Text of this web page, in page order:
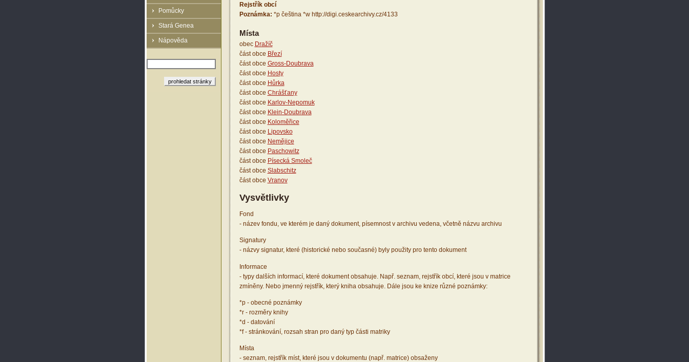
Pomůcky
Stará Genea
Nápověda
Rejstřík obcí
Poznámka: *p čeština *w http://digi.ceskearchivy.cz/4133
Místa
obec Dražíč
část obce Březí
část obce Gross-Doubrava
část obce Hosty
část obce Hůrka
část obce Chrášťany
část obce Karlov-Nepomuk
část obce Klein-Doubrava
část obce Koloměřice
část obce Lipovsko
část obce Nemějice
část obce Paschowitz
část obce Písecká Smoleč
část obce Slabschitz
část obce Vranov
Vysvětlivky
Fond
- název fondu, ve kterém je daný dokument, písemnost v archivu vedena, včetně názvu archivu
Signatury
- názvy signatur, které (historické nebo současné) byly použity pro tento dokument
Informace
- typy dalších informací, které dokument obsahuje. Např. seznam, rejstřík obcí, které jsou v matrice
zmíněny. Nebo jmenný rejstřík, který kniha obsahuje. Dále jsou ke knize různé poznámky:
*p - obecné poznámky
*r - rozměry knihy
*d - datování
*f - stránkování, rozsah stran pro daný typ části matriky
Místa
- seznam, rejstřík míst, které jsou v dokumentu (např. matrice) obsaženy